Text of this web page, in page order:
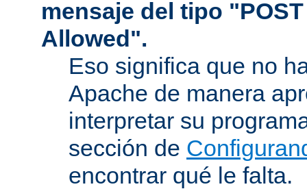
mensaje del tipo
Allowed".
Eso significa que no
Apache de manera
interpretar su
sección de
encontrar qué le falta.